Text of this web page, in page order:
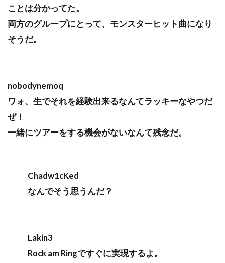
ことは分かってた。
両方のグループにとって、モンスターヒット曲になり
そうだ。
nobodynemoq
ワォ、生でそれを経験出来るなんてラッキーなやつだ
ぜ！
一緒にツアーをする機会がないなんて残念だ。
Chadw1cKed
なんでそう思うんだ？
Lakin3
Rock am Ringですぐに実現するよ。